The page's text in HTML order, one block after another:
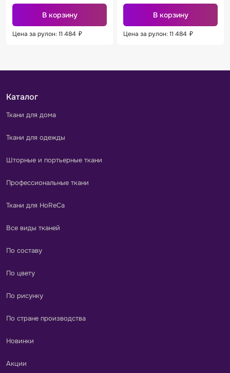
В корзину
Цена за рулон: 11 484 ₽
В корзину
Цена за рулон: 11 484 ₽
Каталог
Ткани для дома
Ткани для одежды
Шторные и портьерные ткани
Профессиональные ткани
Ткани для HoReCa
Все виды тканей
По составу
По цвету
По рисунку
По стране производства
Новинки
Акции